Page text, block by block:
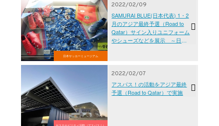
日本サッカーミュージアム
2022/02/09
SAMURAI BLUE(日本代表) 1・2
月のアジア最終予選（Road to
Qatar）サイン入りユニフォーム
やシューズなどを展示 ～日本
2022/02/07
アスパス！の活動をアジア最終
予選（Road to Qatar）で実施